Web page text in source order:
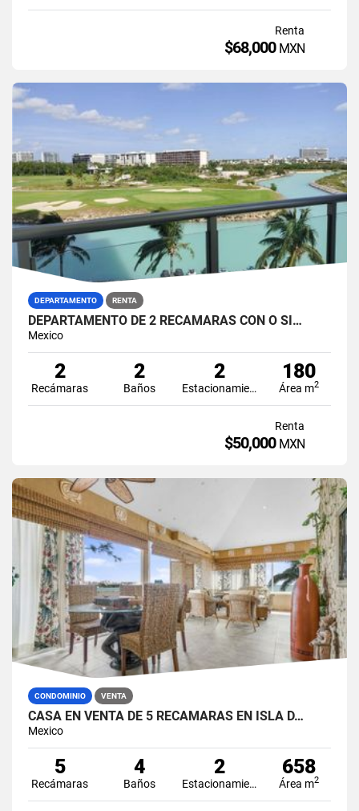
Renta
$68,000 MXN
DEPARTAMENTO RENTA
DEPARTAMENTO DE 2 RECAMARAS CON O SI…
Mexico
2
Recámaras
2
Baños
2
Estacionamiento
180
Área m2
Renta
$50,000 MXN
CONDOMINIO VENTA
CASA EN VENTA DE 5 RECÁMARAS EN ISLA D…
Mexico
5
Recámaras
4
Baños
2
Estacionamiento
658
Área m2